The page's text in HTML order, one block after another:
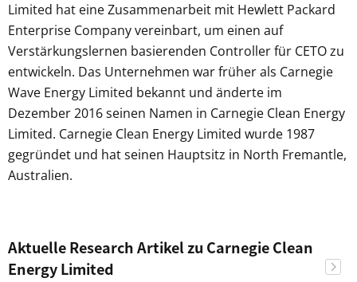
Limited hat eine Zusammenarbeit mit Hewlett Packard
Enterprise Company vereinbart, um einen auf
Verstärkungslernen basierenden Controller für CETO zu
entwickeln. Das Unternehmen war früher als Carnegie
Wave Energy Limited bekannt und änderte im
Dezember 2016 seinen Namen in Carnegie Clean Energy
Limited. Carnegie Clean Energy Limited wurde 1987
gegründet und hat seinen Hauptsitz in North Fremantle,
Australien.
Aktuelle Research Artikel zu Carnegie Clean
Energy Limited